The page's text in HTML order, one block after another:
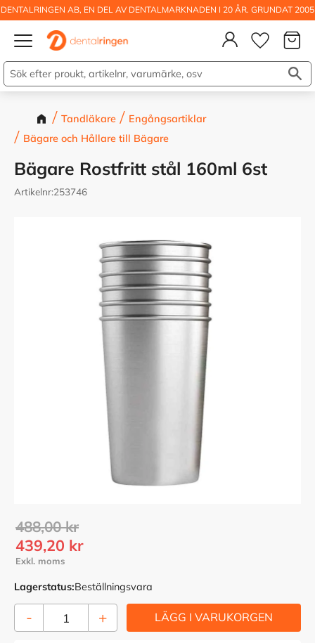
DENTALRINGEN AB, EN DEL AV DENTALMARKNADEN I 20 ÅR. GRUNDAT 2005
Tandläkare
Engångsartiklar
Bägare och Hållare till Bägare
Bägare Rostfritt stål 160ml 6st
Artikelnr 253746
Nedsatt pris:
439,20 kr
Ordinarie pris:
488,00kr
Lagerstatus Beställningsvara
+
-